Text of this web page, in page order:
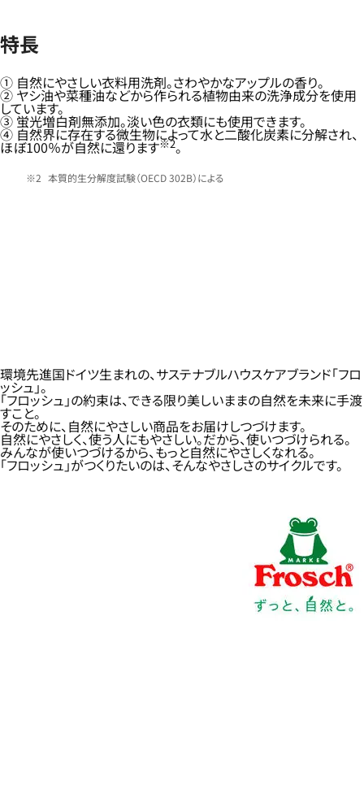
特長
① 自然にやさしい衣料用洗剤。さわやかなアップルの香り。
② ヤシ油や菜種油などから作られる植物由来の洗浄成分を使用
しています。
③ 蛍光増白剤無添加。淡い色の衣類にも使用できます。
④ 自然界に存在する微生物によって水と二酸化炭素に分解され、
ほぼ100％が自然に還ります※2。
本質的生分解度試験（OECD 302B）による
環境先進国ドイツ生まれの、サステナブルハウスケアブランド「フロ
ッシュ」。
「フロッシュ」の約束は、できる限り美しいままの自然を未来に手渡
すこと。
そのために、自然にやさしい商品をお届けしつづけます。
自然にやさしく、使う人にもやさしい。だから、使いつづけられる。
みんなが使いつづけるから、もっと自然にやさしくなれる。
「フロッシュ」がつくりたいのは、そんなやさしさのサイクルです。